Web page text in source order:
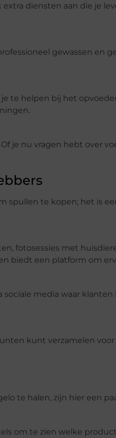
diensten aan die je
gewassen en
te helpen bij het
je nu vragen hebt over
spullen te kopen; het is
fotosessies met
biedt een platform om
media waar
kunt verzamelen
te halen, zijn hier een
om te zien welke